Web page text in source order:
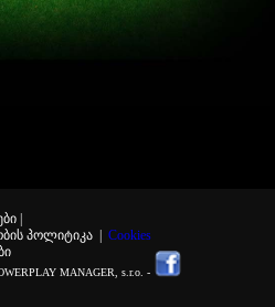
|
პოლიტიკა| Cookies
MANAGER, s.r.o. -